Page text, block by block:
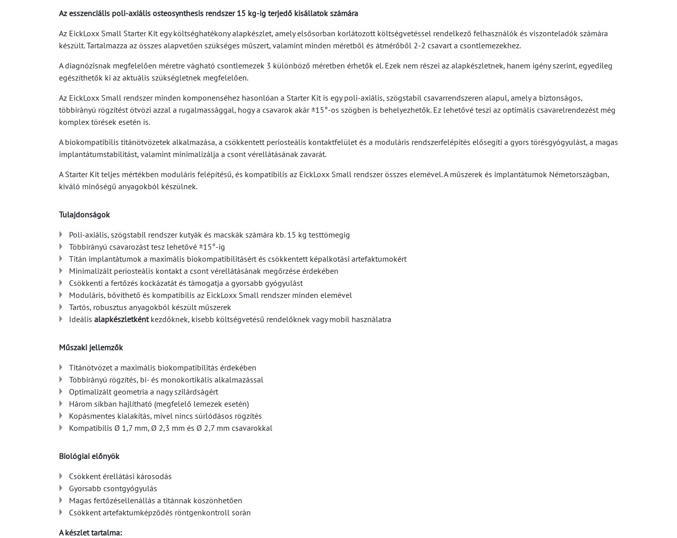
Az esszenciális poli-axiális osteosynthesis rendszer 15 kg-ig terjedő kisállatok számára
Az EickLoxx Small Starter Kit egy költséghatékony alapkészlet, amely elsősorban korlátozott költségvetéssel rendelkező felhasználók és viszonteladók számára
készült. Tartalmazza az összes alapvetően szükséges műszert, valamint minden méretből és átmérőből 2-2 csavart a csontlemezekhez.
A diagnózisnak megfelelően méretre vágható csontlemezek 3 különböző méretben érhetők el. Ezek nem részei az alapkészletnek, hanem igény szerint, egyedileg
egészíthetők ki az aktuális szükségletnek megfelelően.
Az EickLoxx Small rendszer minden komponenséhez hasonlóan a Starter Kit is egy poli-axiális, szögstabil csavarrendszeren alapul, amely a biztonságos,
többirányú rögzítést ötvözi azzal a rugalmassággal, hogy a csavarok akár ±15°-os szögben is behelyezhetők. Ez lehetővé teszi az optimális csavarelrendezést még
komplex törések esetén is.
A biokompatibilis titánötvözetek alkalmazása, a csökkentett periosteális kontaktfelület és a moduláris rendszerfelépítés elősegíti a gyors törésgyógyulást, a magas
implantátumstabilitást, valamint minimalizálja a csont vérellátásának zavarát.
A Starter Kit teljes mértékben moduláris felépítésű, és kompatibilis az EickLoxx Small rendszer összes elemével. A műszerek és implantátumok Németországban,
kiváló minőségű anyagokból készülnek.
Tulajdonságok
Poli-axiális, szögstabil rendszer kutyák és macskák számára kb. 15 kg testtömegig
Többirányú csavarozást tesz lehetővé ±15°-ig
Titán implantátumok a maximális biokompatibilitásért és csökkentett képalkotási artefaktumokért
Minimalizált periosteális kontakt a csont vérellátásának megőrzése érdekében
Csökkenti a fertőzés kockázatát és támogatja a gyorsabb gyógyulást
Moduláris, bővíthető és kompatibilis az EickLoxx Small rendszer minden elemével
Tartós, robusztus anyagokból készült műszerek
Ideális alapkészletkéntkezdőknek, kisebb költségvetésű rendelőknek vagy mobil használatra
Műszaki jellemzők
Titánötvözet a maximális biokompatibilitás érdekében
Többirányú rögzítés, bi- és monokortikális alkalmazással
Optimalizált geometria a nagy szilárdságért
Három síkban hajlítható (megfelelő lemezek esetén)
Kopásmentes kialakítás, mivel nincs súrlódásos rögzítés
Kompatibilis Ø 1,7 mm, Ø 2,3 mm és Ø 2,7 mm csavarokkal
Biológiai előnyök
Csökkent érellátási károsodás
Gyorsabb csontgyógyulás
Magas fertőzésellenállás a titánnak köszönhetően
Csökkent artefaktumképződés röntgenkontroll során
A készlet tartalma: